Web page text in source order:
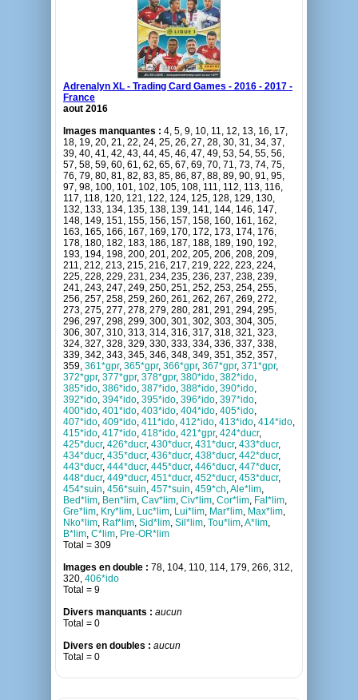
Adrenalyn XL - Trading Card Games - 2016 - 2017 -
France
aout 2016
Images manquantes : 4, 5, 9, 10, 11, 12, 13, 16, 17,
18, 19, 20, 21, 22, 24, 25, 26, 27, 28, 30, 31, 34, 37,
39, 40, 41, 42, 43, 44, 45, 46, 47, 49, 53, 54, 55, 56,
57, 58, 59, 60, 61, 62, 65, 67, 69, 70, 71, 73, 74, 75,
76, 79, 80, 81, 82, 83, 85, 86, 87, 88, 89, 90, 91, 95,
97, 98, 100, 101, 102, 105, 108, 111, 112, 113, 116,
117, 118, 120, 121, 122, 124, 125, 128, 129, 130,
132, 133, 134, 135, 138, 139, 141, 144, 146, 147,
148, 149, 151, 155, 156, 157, 158, 160, 161, 162,
163, 165, 166, 167, 169, 170, 172, 173, 174, 176,
178, 180, 182, 183, 186, 187, 188, 189, 190, 192,
193, 194, 198, 200, 201, 202, 205, 206, 208, 209,
211, 212, 213, 215, 216, 217, 219, 222, 223, 224,
225, 228, 229, 231, 234, 235, 236, 237, 238, 239,
241, 243, 247, 249, 250, 251, 252, 253, 254, 255,
256, 257, 258, 259, 260, 261, 262, 267, 269, 272,
273, 275, 277, 278, 279, 280, 281, 291, 294, 295,
296, 297, 298, 299, 300, 301, 302, 303, 304, 305,
306, 307, 310, 313, 314, 316, 317, 318, 321, 323,
324, 327, 328, 329, 330, 333, 334, 336, 337, 338,
339, 342, 343, 345, 346, 348, 349, 351, 352, 357,
359, 361*gpr, 365*gpr, 366*gpr, 367*gpr, 371*gpr,
372*gpr, 377*gpr, 378*gpr, 380*ido, 382*ido,
385*ido, 386*ido, 387*ido, 388*ido, 390*ido,
392*ido, 394*ido, 395*ido, 396*ido, 397*ido,
400*ido, 401*ido, 403*ido, 404*ido, 405*ido,
407*ido, 409*ido, 411*ido, 412*ido, 413*ido, 414*ido,
415*ido, 417*ido, 418*ido, 421*gpr, 424*ducr,
425*ducr, 426*ducr, 430*ducr, 431*ducr, 433*ducr,
434*ducr, 435*ducr, 436*ducr, 438*ducr, 442*ducr,
443*ducr, 444*ducr, 445*ducr, 446*ducr, 447*ducr,
448*ducr, 449*ducr, 451*ducr, 452*ducr, 453*ducr,
454*suin, 456*suin, 457*suin, 459*ch,Ale*lim,
Bed*lim, Ben*lim, Cav*lim, Civ*lim, Cor*lim, Fal*lim,
Gre*lim, Kry*lim, Luc*lim, Lui*lim, Mar*lim, Max*lim,
Nko*lim, Raf*lim, Sid*lim, Sil*lim, Tou*lim,A*lim,
B*lim, C*lim, Pre-OR*lim
Total = 309
Images en double : 78, 104, 110, 114, 179, 266, 312,
320, 406*ido
Total = 9
Divers manquants : aucun
Total = 0
Divers en doubles : aucun
Total = 0